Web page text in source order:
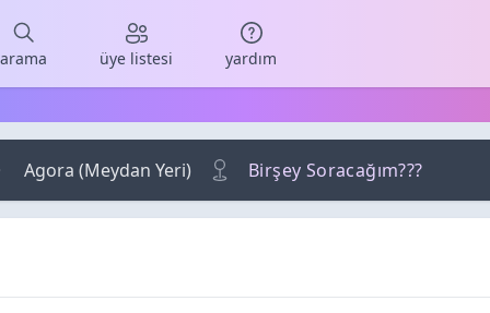
arama üye listesi yardım
Agora (Meydan Yeri) Birşey Soracağım???